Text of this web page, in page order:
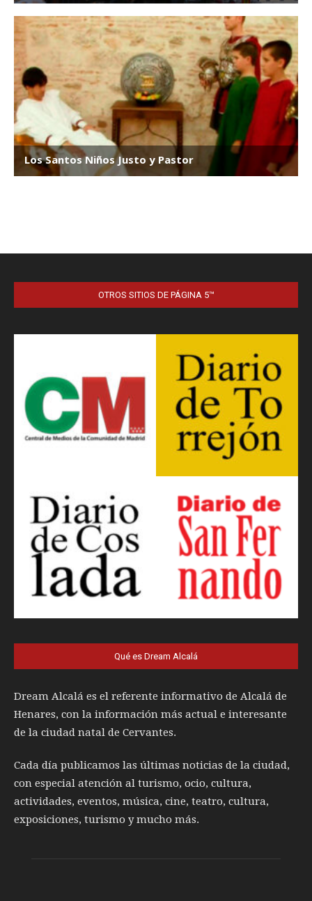
OTROS SITIOS DE PÁGINA 5™
Qué es Dream Alcalá
Dream Alcalá es el referente informativo de Alcalá de
Henares, con la información más actual e interesante
de la ciudad natal de Cervantes.
Cada día publicamos las últimas noticias de la ciudad,
con especial atención al turismo, ocio, cultura,
actividades, eventos, música, cine, teatro, cultura,
exposiciones, turismo y mucho más.